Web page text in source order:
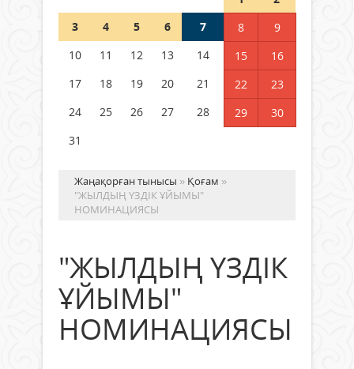
Германия аптап ыстыққа
бастады
04 тамыз 2026 ж.
3
4 5 6 7 8
9
10
11 12 13 14 15
16
17
18 19 20 21 22
23
24
25 26 27 28 29
30
31
Жаңақорған тынысы » Қоғам »
"ЖЫЛДЫҢ ҮЗДІК ҰЙЫМЫ"
НОМИНАЦИЯСЫ
"ЖЫЛДЫҢ ҮЗДІК
ҰЙЫМЫ"
НОМИНАЦИЯСЫ